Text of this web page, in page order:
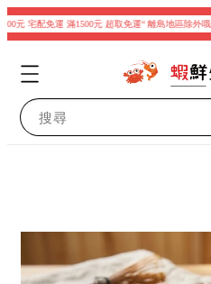
元 宅配免運 滿1500元 超取免運“ 離島地區除外哦~
搜尋